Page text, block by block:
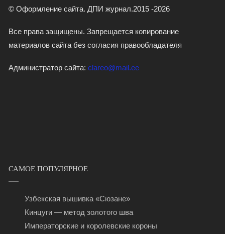
© Оформление сайта. ДПИ журнал.2015 -2026
Все права защищены. Запрещается копирование
материалов сайта без согласия правообладателя
Администратор сайта: clareo@mail.ee
САМОЕ ПОПУЛЯРНОЕ
Узбекская вышивка «Сюзане»
Кинцуги — метод золотого шва
Императорские и королевские короны